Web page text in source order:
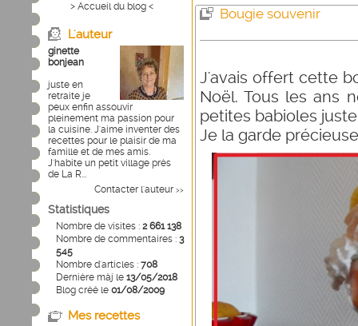
> Accueil du blog <
L'auteur
ginette
bonjean
juste en
retraite je
peux enfin assouvir
pleinement ma passion pour
la cuisine. J'aime inventer des
recettes pour le plaisir de ma
famille et de mes amis.
J'habite un petit village près
de La R...
Contacter l'auteur >>
Statistiques
Nombre de visites : 2 661 138
Nombre de commentaires : 3
545
Nombre d'articles : 708
Dernière màj le 13/05/2018
Blog créé le 01/08/2009
Mes recettes
Bougie souvenir
J'avais offert cette
Noël. Tous les ans
petites babioles
Je la garde